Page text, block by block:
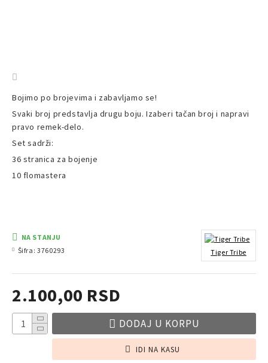
Bojimo po brojevima i zabavljamo se!
Svaki broj predstavlja drugu boju. Izaberi tačan broj i napravi
pravo remek-delo.
Set sadrži:
36 stranica za bojenje
10 flomastera
2.100,00 RSD
NA STANJU
Šifra: 3760293 Tiger Tribe
DODAJ U KORPU
IDI NA KASU